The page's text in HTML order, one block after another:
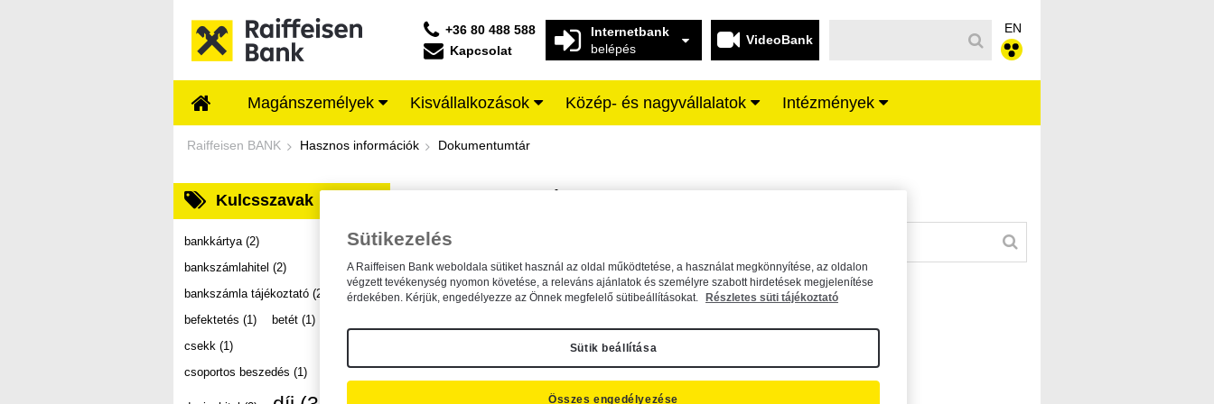
+36 80 488 588
Kapcsolat
Internetbank
belépés
VideoBank
EN
Magánszemélyek Kisvállalkozások Közép- és nagyvállalatok Intézmények
Dokumentumtár - Raiffeisen BANK
Raiffeisen BANK Hasznos információk Dokumentumtár
Kulcsszavak
bankkártya (2)
bankszámlahitel (2)
bankszámla tájékoztató (2)
befektetés (1) betét (1)
csekk (1)
csoportos beszedés (1)
A dokumentum kereséséhez kérjük, írja be a keresőszót a mezőbe.
Sütikezelés
A Raiffeisen Bank weboldala sütiket használ az oldal működtetése, a használat megkönnyítése, az oldalon
végzett tevékenység nyomon követése, a releváns ajánlatok és személyre szabott hirdetések megjelenítése
érdekében. Kérjük, engedélyezze az Önnek megfelelő sütibeállításokat.
Részletes süti tájékoztató
Sütik beállítása
Összes engedélyezése